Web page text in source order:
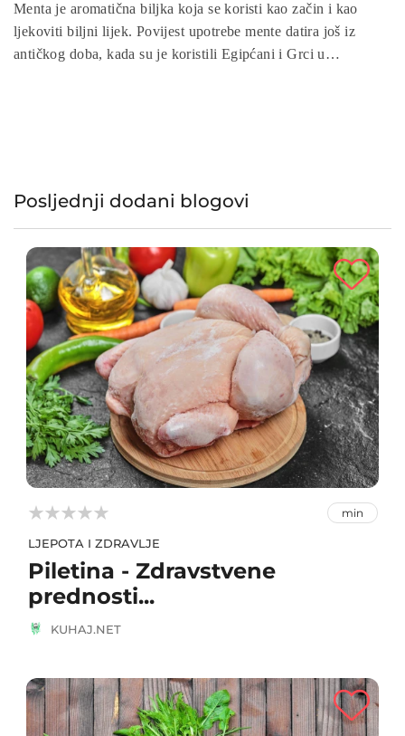
Menta je aromatična biljka koja se koristi kao začin i kao
ljekoviti biljni lijek. Povijest upotrebe mente datira još iz
antičkog doba, kada su je koristili Egipćani i Grci u
Posljednji dodani blogovi


 min
LJEPOTA I ZDRAVLJE
Piletina - Zdravstvene
prednosti...
KUHAJ.NET